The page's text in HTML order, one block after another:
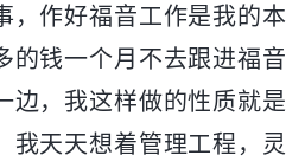
，作好福音工作是我的本
的钱一个月不去跟进福音
边，我这样做的性质就是
我天天想着管理工程，灵